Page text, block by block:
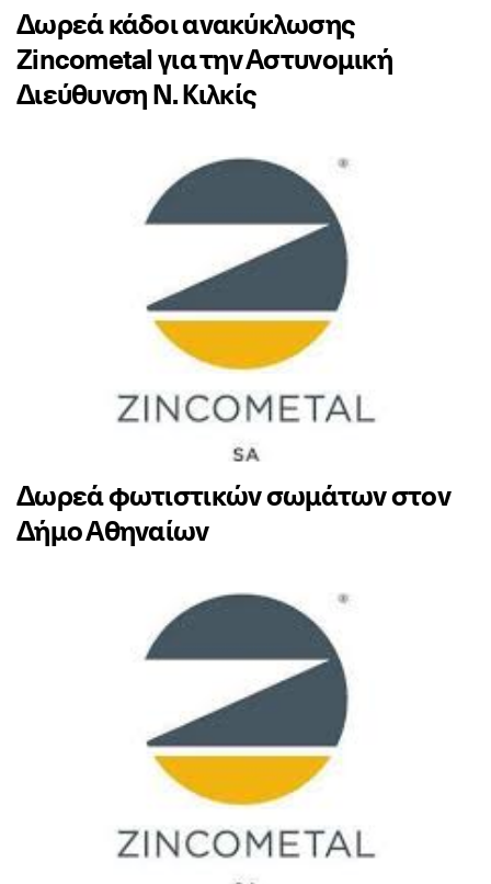
Δωρεά κάδοι ανακύκλωσης
Zincometal για την Αστυνομική
Διεύθυνση Ν. Κιλκίς
Δωρεά φωτιστικών σωμάτων στον
Δήμο Αθηναίων